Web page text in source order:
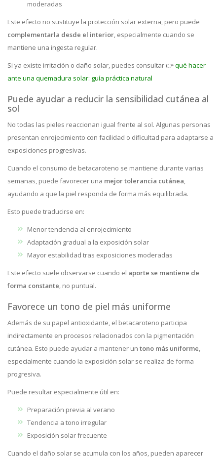
moderadas
Este efecto no sustituye la protección solar externa, pero puede
complementarla desde el interior, especialmente cuando se
mantiene una ingesta regular.
Si ya existe irritación o daño solar, puedes consultar 👉qué hacer
ante una quemadura solar: guía práctica natural
Puede ayudar a reducir la sensibilidad cutánea al
sol
No todas las pieles reaccionan igual frente al sol. Algunas personas
presentan enrojecimiento con facilidad o dificultad para adaptarse a
exposiciones progresivas.
Cuando el consumo de betacaroteno se mantiene durante varias
semanas, puede favorecer una mejor tolerancia cutánea,
ayudando a que la piel responda de forma más equilibrada.
Esto puede traducirse en:
Menor tendencia al enrojecimiento
Adaptación gradual a la exposición solar
Mayor estabilidad tras exposiciones moderadas
Este efecto suele observarse cuando el aporte se mantiene de
forma constante, no puntual.
Favorece un tono de piel más uniforme
Además de su papel antioxidante, el betacaroteno participa
indirectamente en procesos relacionados con la pigmentación
cutánea. Esto puede ayudar a mantener un tono más uniforme,
especialmente cuando la exposición solar se realiza de forma
progresiva.
Puede resultar especialmente útil en:
Preparación previa al verano
Tendencia a tono irregular
Exposición solar frecuente
Cuando el daño solar se acumula con los años, pueden aparecer